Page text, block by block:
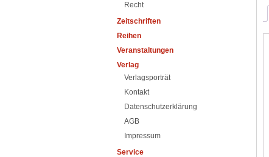
Recht
Zeitschriften
Reihen
Veranstaltungen
Verlag
Verlagsporträt
Kontakt
Datenschutzerklärung
AGB
Impressum
Service